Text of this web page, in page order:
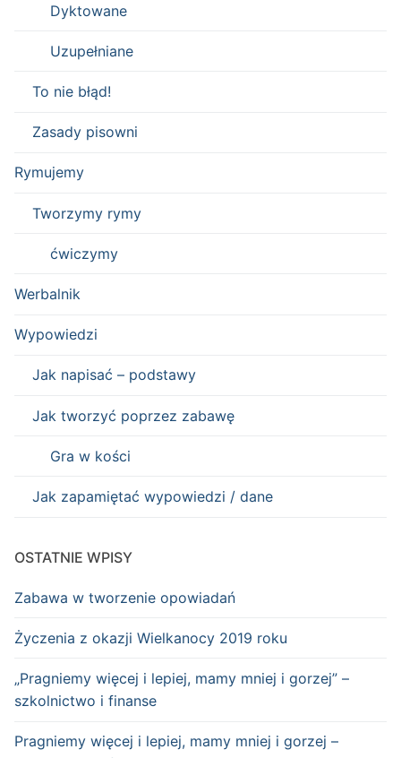
Dyktowane
Uzupełniane
To nie błąd!
Zasady pisowni
Rymujemy
Tworzymy rymy
ćwiczymy
Werbalnik
Wypowiedzi
Jak napisać – podstawy
Jak tworzyć poprzez zabawę
Gra w kości
Jak zapamiętać wypowiedzi / dane
OSTATNIE WPISY
Zabawa w tworzenie opowiadań
Życzenia z okazji Wielkanocy 2019 roku
„Pragniemy więcej i lepiej, mamy mniej i gorzej” –
szkolnictwo i finanse
Pragniemy więcej i lepiej, mamy mniej i gorzej –